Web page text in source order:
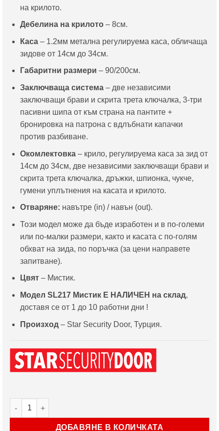
на крилото.
Дебелина на крилото– 8см.
Каса– 1.2мм метална регулируема каса, обличаща
зидове от 14см до 34см.
Габаритни размери – 90/200см.
Заключваща система– две независими
заключващи брави и скрита трета ключалка, 3-три
пасивни шипа от към страна на пантите +
бронировка на патрона с вдлъбнати капачки
против разбиване.
Окомлектовка– крило, регулируема каса за зид от
14см до 34см, две независими заключващи брави и
скрита трета ключалка, дръжки, шпионка, чукче,
гумени уплътнения на касата и крилото.
Отваряне: навътре (in) / навън (out).
Този модел може да бъде изработен и в по-големи
или по-малки размери, както и касата с по-голям
обхват на зида, по поръчка (за цени направете
запитване).
Цвят– Мистик.
Модел SL217 Мистик Е НАЛИЧЕН на склад,
доставя се от 1 до 10 работни дни !
Произход– Star Security Door, Турция.
количество за Врата Star Security Door серия Parkdoor
ДОБАВЯНЕ В КОЛИЧКАТА